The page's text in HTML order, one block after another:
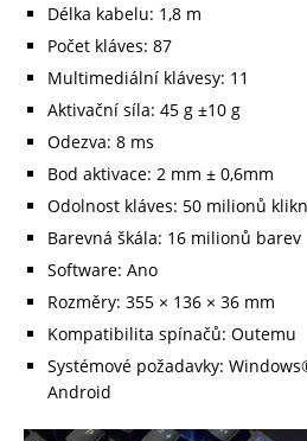
Délka kabelu: 1,8 m
Počet kláves: 87
Multimediální klávesy: 11
Aktivační síla: 45 g ±10 g
Odezva: 8 ms
Bod aktivace: 2 mm ± 0,6mm
Odolnost kláves: 50 milionů
Barevná škála: 16 milionů barev
Software: Ano
Rozměry: 355 × 136 × 36 mm
Kompatibilita spínačů: Outemu
Systémové požadavky:
Android